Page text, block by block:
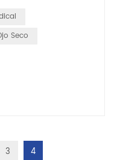
ambientales. Para las
optometría, depender
es sufici...
Seco
3
4